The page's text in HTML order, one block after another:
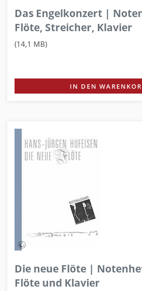
Das Engelkonzert |
Flöte, Streicher, Klavier
(14,1 MB)
IN DEN
Die neue Flöte |
Flöte und Klavier